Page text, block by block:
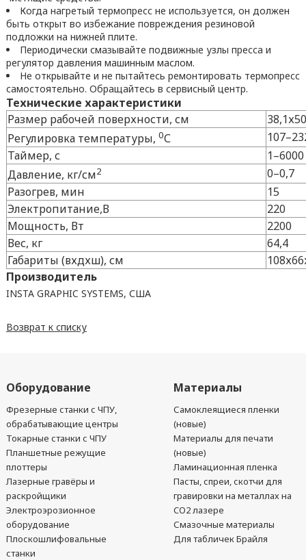
Когда нагретый термопресс не используется, он должен
быть открыт во избежание повреждения резиновой
подложки на нижней плите.
Периодически смазывайте подвижные узлы пресса и
регулятор давления машинным маслом.
Не открывайте и не пытайтесь ремонтировать термопресс
самостоятельно. Обращайтесь в сервисный центр.
Технические характеристики
Размер рабочей поверхности, см
Регулировка температуры, 0С
Таймер, с
1–6000
Давление, кг/см2
0–0,7
Разогрев, мин
15
Электропитание,В
220
Мощность, Вт
2200
Вес, кг
64,4
Габариты (вхдхш), см
Производитель
INSTA GRAPHIC SYSTEMS, США
Возврат к списку
Оборудование
Фрезерные станки с ЧПУ,
обрабатывающие центры
Токарные станки с ЧПУ
Планшетные режущие
плоттеры
Лазерные гравёры и
раскройщики
Электроэрозионное
оборудование
Плоскошлифовальные
станки
Материалы
Самоклеящиеся пленки
(новые)
Материалы для печати
(новые)
Ламинационная пленка
Пасты, спреи, скотчи для
гравировки на металлах на
CO2 лазере
Смазочные материалы
Для табличек Брайля